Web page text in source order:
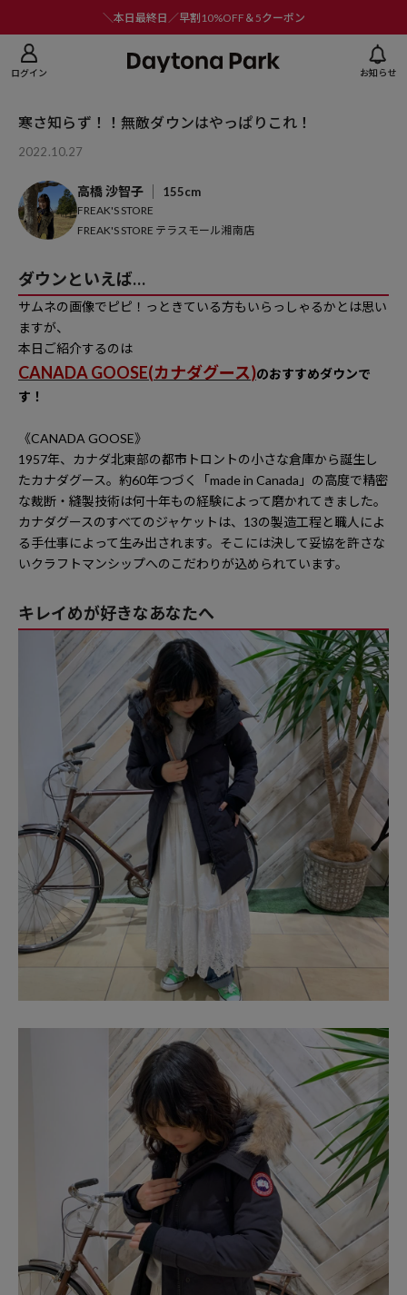
＼本日最終日／早割10%OFF＆5クーポン
ログイン お知らせ
寒さ知らず！！無敵ダウンはやっぱりこれ！
2022.10.27
高橋 沙智子 155cm
FREAK'S STORE
FREAK'S STORE テラスモール湘南店
ダウンといえば…
サムネの画像でピピ！っときている方もいらっしゃるかとは思い
ますが、
本日ご紹介するのは
CANADA GOOSE(カナダグース)のおすすめダウンで
す！
《CANADA GOOSE》
1957年、カナダ北東部の都市トロントの小さな倉庫から誕生し
たカナダグース。約60年つづく「made in Canada 」の高度で精密
な裁断・縫製技術は何十年もの経験によって磨かれてきました。
カナダグースのすべてのジャケットは、 13の製造工程と職人によ
る手仕事によって生み出されます。そこには決して妥協を許さな
いクラフトマンシップへのこだわりが込められています。
キレイめが好きなあなたへ